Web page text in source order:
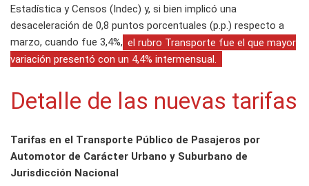
Estadística y Censos (Indec) y, si bien implicó una
desaceleración de 0,8 puntos porcentuales (p.p.) respecto a
marzo, cuando fue 3,4%, el rubro Transporte fue el que mayor
variación presentó con un 4,4% intermensual.
Detalle de las nuevas tarifas
Tarifas en el Transporte Público de Pasajeros por
Automotor de Carácter Urbano y Suburbano de
Jurisdicción Nacional